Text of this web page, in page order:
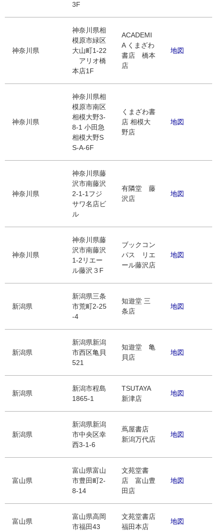
3F
神奈川県
神奈川県相
模原市緑区
大山町1-22
アリオ橋
本店1F
ACADEMI
A くまざわ
書店 橋本
店
地図
神奈川県
神奈川県相
模原市南区
相模大野3-
8-1 小田急
相模大野S
S-A-6F
くまざわ書
店 相模大
野店
地図
神奈川県
神奈川県藤
沢市南藤沢
2-1-1フジ
サワ名店ビ
ル
有隣堂 藤
沢店
地図
神奈川県
神奈川県藤
沢市南藤沢
1-2リエー
ル藤沢３F
ブックコン
パス リエ
ール藤沢店
地図
新潟県
新潟県三条
市荒町2-25
-4
知遊堂 三
条店
地図
新潟県
新潟県新潟
市西区亀貝
521
知遊堂 亀
貝店
地図
新潟県
新潟市程島
1865-1
TSUTAYA
新津店
地図
新潟県
新潟県新潟
市中央区幸
西3-1-6
蔦屋書店
新潟万代店
地図
富山県
富山県富山
市豊田町2-
8-14
文苑堂書
店 富山豊
田店
地図
富山県
富山県高岡
市福田43
文苑堂書店
福田本店
地図